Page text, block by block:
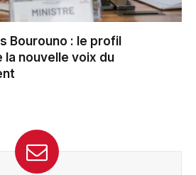
Bourouno : le profil
la nouvelle voix du